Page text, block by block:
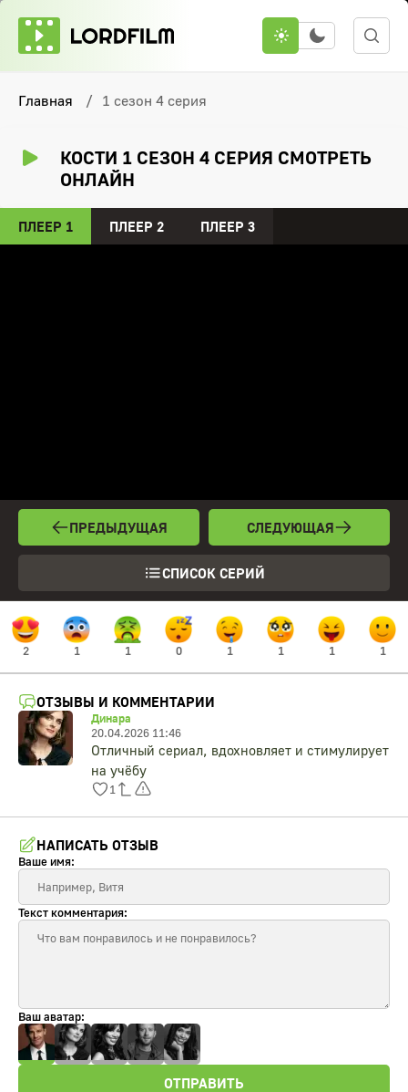
Главная 1 сезон 4 серия
КОСТИ 1 СЕЗОН 4 СЕРИЯ СМОТРЕТЬ
ОНЛАЙН
ПЛЕЕР 1 ПЛЕЕР 2 ПЛЕЕР 3
ПРЕДЫДУЩАЯ
СПИСОК СЕРИЙ
СЛЕДУЮЩАЯ
2 1 1 0 1 1 1 1
ОТЗЫВЫ И КОММЕНТАРИИ
Динара
20.04.2026 11:46
Отличный сериал, вдохновляет и стимулирует
на учёбу
1
НАПИСАТЬ ОТЗЫВ
Ваше имя:
Текст комментария:
Ваш аватар:
ОТПРАВИТЬ